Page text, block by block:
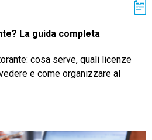
La guida completa
cosa serve, quali licenze
e come organizzare al